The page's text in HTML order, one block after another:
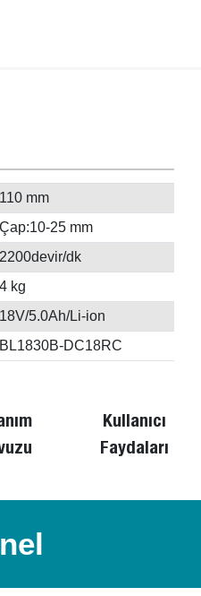
110 mm
Çap:10-25 mm
2200devir/dk
4 kg
18V/5.0Ah/Li-ion
BL1830B-DC18RC
Kullanıcı
Faydaları